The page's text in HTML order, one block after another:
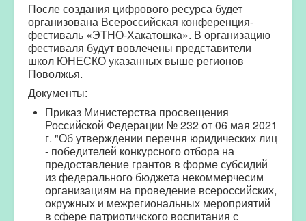
После создания цифрового ресурса будет
организована Всероссийская конференция-
фестиваль «ЭТНО-Хакатошка». В организацию
фестиваля будут вовлечены представители
школ ЮНЕСКО указанных выше регионов
Поволжья.
Документы:
Приказ Министерства просвещения
Российской Федерации № 232 от 06 мая 2021
г. "Об утверждении перечня юридических лиц
- победителей конкурсного отбора на
предоставление грантов в форме субсидий
из федерального бюджета некоммерчесим
организациям на проведение всероссийских,
окружных и межрегиональных мероприятий
в сфере патриотичского воспитания с